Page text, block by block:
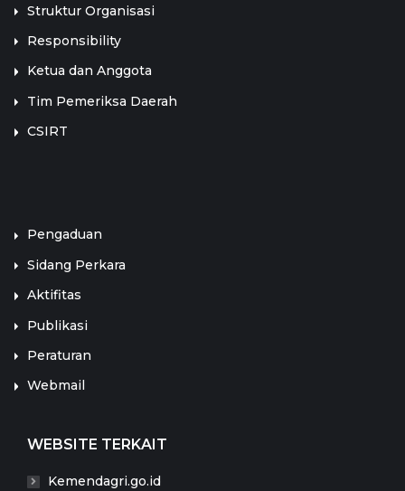
Struktur Organisasi
Responsibility
Ketua dan Anggota
Tim Pemeriksa Daerah
CSIRT
Pengaduan
Sidang Perkara
Aktifitas
Publikasi
Peraturan
Webmail
WEBSITE TERKAIT
Kemendagri.go.id